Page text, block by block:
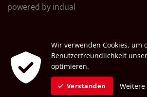
powered by indual
Wir verwenden Cookies, um
Benutzerfreundlichkeit
optimieren.
Verstanden Weitere